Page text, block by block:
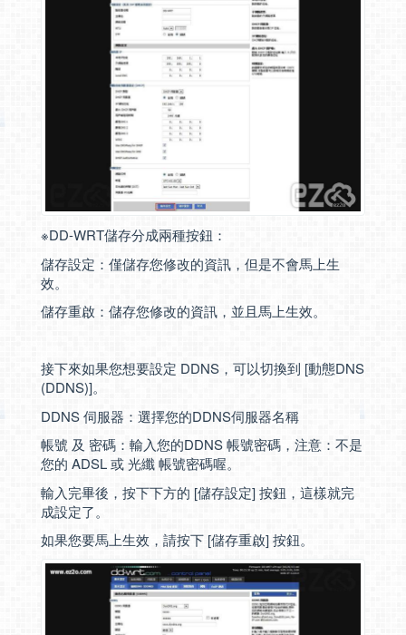
※DD-WRT儲存分成兩種按鈕：
儲存設定：僅儲存您修改的資訊，但是不會馬上生
效。
儲存重啟：儲存您修改的資訊，並且馬上生效。
接下來如果您想要設定 DDNS，可以切換到 [動態DNS
(DDNS)]。
DDNS 伺服器：選擇您的DDNS伺服器名稱
帳號 及 密碼：輸入您的DDNS 帳號密碼，注意：不是
您的 ADSL 或 光纖 帳號密碼喔。
輸入完畢後，按下下方的 [儲存設定] 按鈕，這樣就完
成設定了。
如果您要馬上生效，請按下 [儲存重啟] 按鈕。